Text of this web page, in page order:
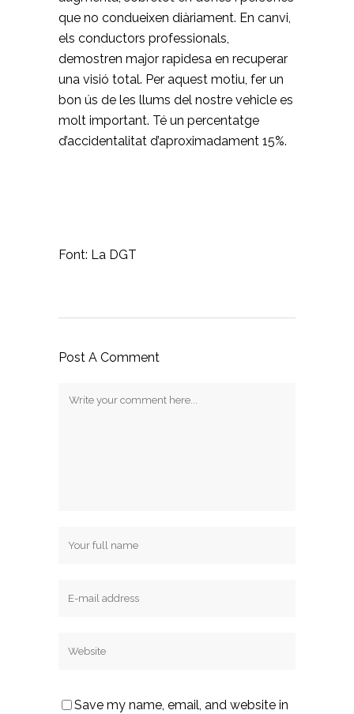
que no condueixen diàriament. En canvi,
els conductors professionals,
demostren major rapidesa en recuperar
una visió total. Per aquest motiu, fer un
bon ús de les llums del nostre vehicle es
molt important. Té un percentatge
d’accidentalitat d’aproximadament 15%.
Font: La DGT
Post A Comment
Save my name, email, and website in